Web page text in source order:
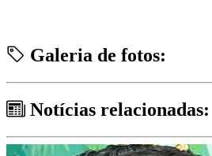
Galeria de fotos:
Notícias relacionadas: